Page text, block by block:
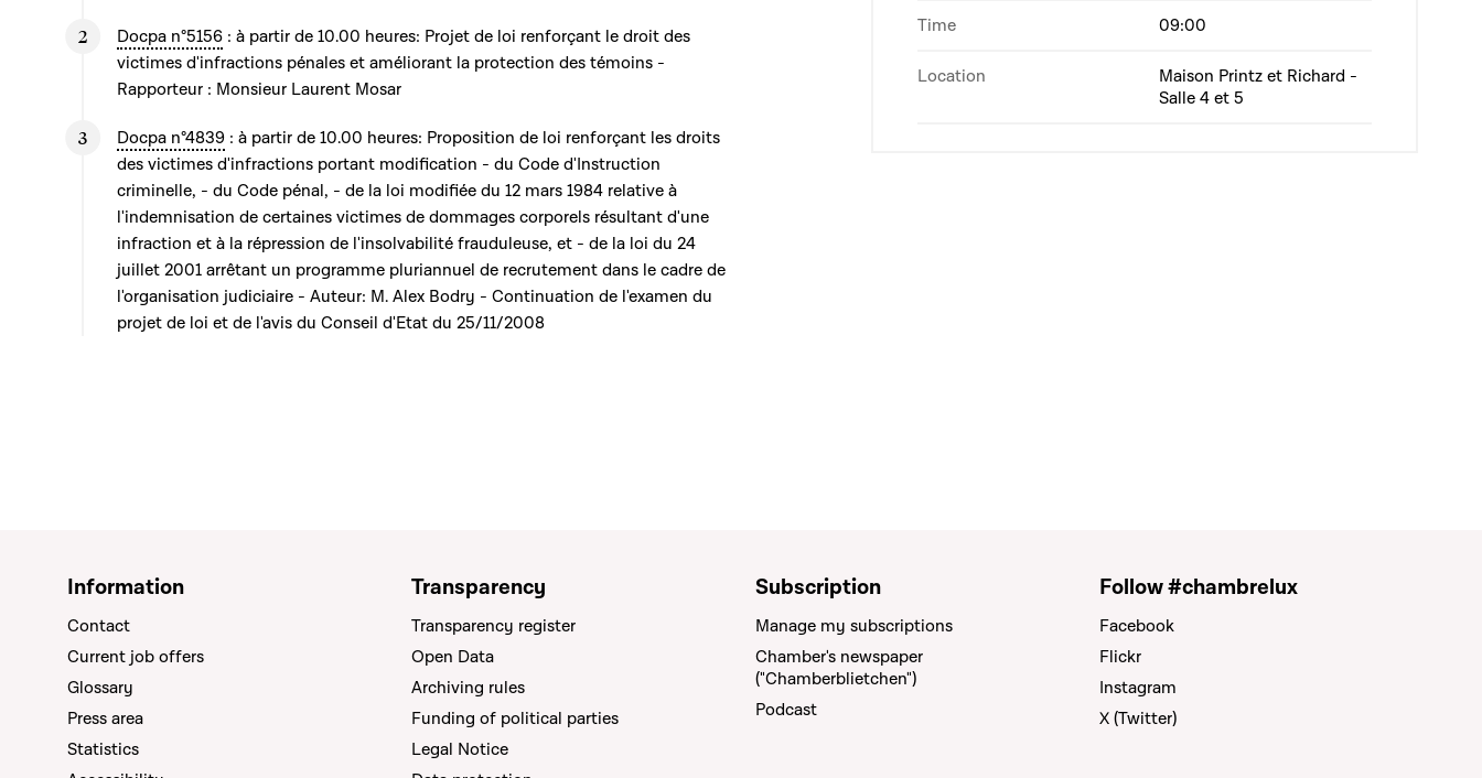
Docpa n°5156 : à partir de 10.00 heures: Projet de loi renforçant le droit des
victimes d'infractions pénales et améliorant la protection des témoins -
Rapporteur : Monsieur Laurent Mosar
Docpa n°4839 : à partir de 10.00 heures: Proposition de loi renforçant les droits
des victimes d'infractions portant modification - du Code d'Instruction
criminelle, - du Code pénal, - de la loi modifiée du 12 mars 1984 relative à
l'indemnisation de certaines victimes de dommages corporels résultant d'une
infraction et à la répression de l'insolvabilité frauduleuse, et - de la loi du 24
juillet 2001 arrêtant un programme pluriannuel de recrutement dans le cadre de
l'organisation judiciaire - Auteur: M. Alex Bodry - Continuation de l'examen du
projet de loi et de l'avis du Conseil d'Etat du 25/11/2008
Time 09:00
Location
Maison Printz et Richard -
Salle 4 et 5
Information
Contact
Current job offers
Glossary
Press area
Statistics
Transparency
Transparency register
Open Data
Archiving rules
Funding of political parties
Legal Notice
Subscription
Manage my subscriptions
Chamber's newspaper
("Chamberblietchen")
Podcast
Follow #chambrelux
Facebook
Flickr
Instagram
X (Twitter)